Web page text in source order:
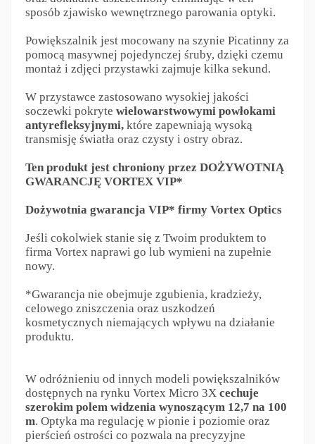
sposób zjawisko wewnętrznego parowania optyki.
Powiększalnik jest mocowany na szynie Picatinny za
pomocą masywnej pojedynczej śruby, dzięki czemu
montaż i zdjęci przystawki zajmuje kilka sekund.
W przystawce zastosowano wysokiej jakości
soczewki pokryte wielowarstwowymi powłokami
antyrefleksyjnymi,które zapewniają wysoką
transmisję światła oraz czysty i ostry obraz.
Ten produkt jest chroniony przez DOŻYWOTNIĄ
GWARANCJĘ VORTEX VIP*
Dożywotnia gwarancja VIP* firmy Vortex Optics
Jeśli cokolwiek stanie się z Twoim produktem to
firma Vortex naprawi go lub wymieni na zupełnie
nowy.
*Gwarancja nie obejmuje zgubienia, kradzieży,
celowego zniszczenia oraz uszkodzeń
kosmetycznych niemających wpływu na działanie
produktu.
W odróżnieniu od innych modeli powiększalników
dostępnych na rynku Vortex Micro 3X cechuje
szerokim polem widzenia wynoszącym 12,7 na 100
m. Optyka ma regulację w pionie i poziomie oraz
pierścień ostrości co pozwala na precyzyjne